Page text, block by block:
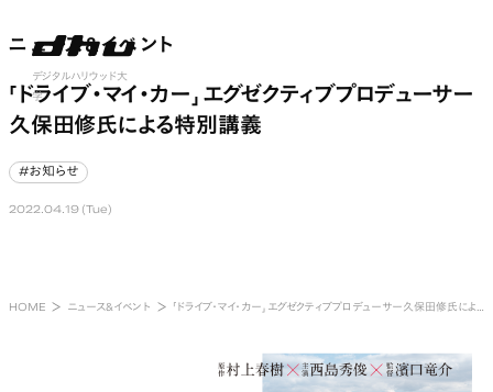
デジタルハリウッド大
学
open
ニュース&イベント
「ドライブ・マイ・カー」 エグゼクティブプロデューサー
久保田修氏による特別講義
#お知らせ
2022.04.19 (Tue)
HOME ニュース&イベント 「ドライブ・マイ・カー」 エグゼクティブプロデューサー久保田修氏による特別講義